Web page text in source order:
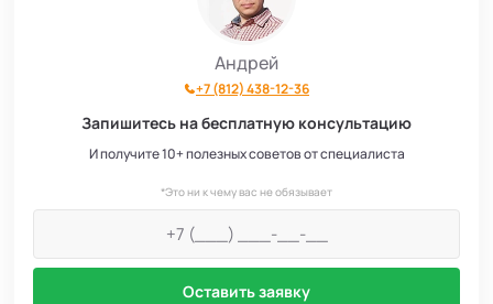
Андрей
+7 (812) 438-12-36
Запишитесь на бесплатную консультацию
И получите 10+ полезных советов от специалиста
*Это ни к чему вас не обязывает
Оставить заявку